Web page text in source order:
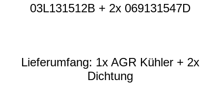
03L131512B + 2x 069131547D
Lieferumfang: 1x AGR Kühler + 2x
Dichtung